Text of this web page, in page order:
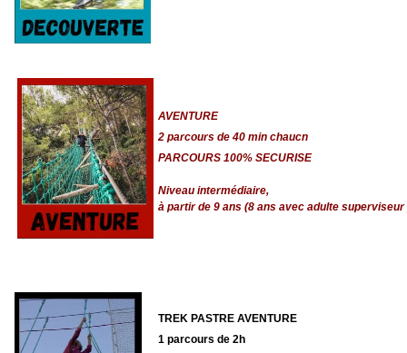
AVENTURE
2 parcours de 40 min chaucn
PARCOURS 100% SECURISE
Niveau intermédiaire,
à partir de 9 ans (8 ans avec adulte
TREK PASTRE AVENTURE
1 parcours de 2h